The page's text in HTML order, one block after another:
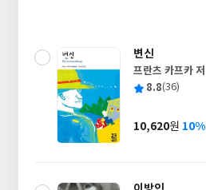
변신
글
쓴
프란츠 카프카 저
출
사
평 8.8(36)
가
10,620원 10%